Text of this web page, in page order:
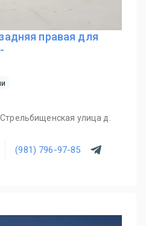
правая для
улица д.
(981) 796-97-85